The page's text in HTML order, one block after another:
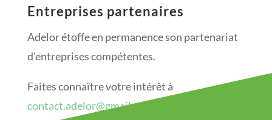
Entreprises partenaires
Adelor étoffe en permanence son partenariat
d’entreprises compétentes.
Faites connaître votre intérêt à
contact.adelor@gmail.com